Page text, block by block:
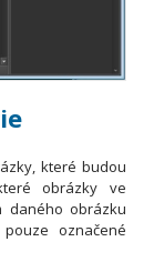
které budou
obrázky ve
daného obrázku
označené